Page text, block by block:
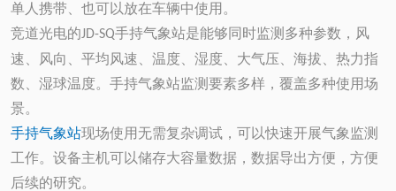
单人携带、也可以放在车辆中使用。
竞道光电的JD-SQ手持气象站是能够同时监测多种参数，风
速、风向、平均风速、温度、湿度、大气压、海拔、热力指
数、湿球温度。手持气象站监测要素多样，覆盖多种使用场
景。
手持气象站现场使用无需复杂调试，可以快速开展气象监测
工作。设备主机可以储存大容量数据，数据导出方便，方便
后续的研究。